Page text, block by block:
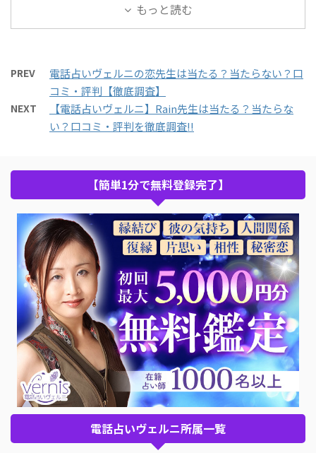
もっと読む
PREV
電話占いヴェルニの恋先生は当たる？当たらない？口
コミ・評判【徹底調査】
NEXT
【電話占いヴェルニ】Rain先生は当たる？当たらな
い？口コミ・評判を徹底調査!!
【簡単1分で無料登録完了】
電話占いヴェルニ所属一覧